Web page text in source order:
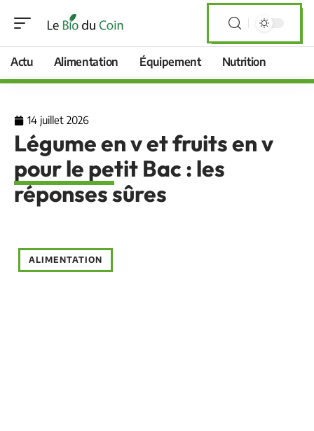
Actu Alimentation Équipement Nutrition
14 juillet 2026
Légume en v et fruits en v
pour le petit Bac : les
réponses sûres
ALIMENTATION